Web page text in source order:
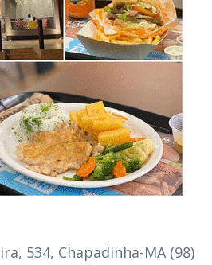
534, Chapadinha-MA (98)